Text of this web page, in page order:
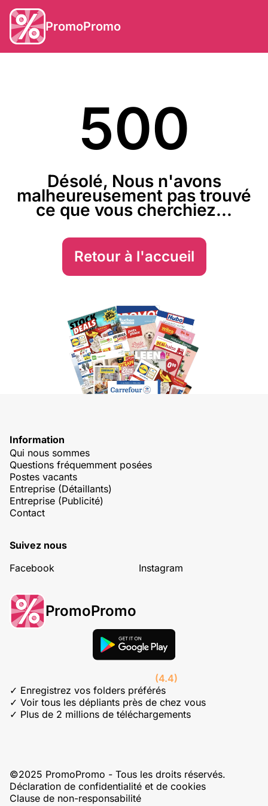
PromoPromo
500
Désolé, Nous n'avons
malheureusement pas trouvé
ce que vous cherchiez...
Retour à l'accueil
Information
Qui nous sommes
Questions fréquemment posées
Postes vacants
Entreprise (Détaillants)
Entreprise (Publicité)
Contact
Suivez nous
Facebook
Instagram
PromoPromo
(4.4)
✓ Enregistrez vos folders préférés
✓ Voir tous les dépliants près de chez vous
✓ Plus de 2 millions de téléchargements
©2025 PromoPromo - Tous les droits réservés.
Déclaration de confidentialité et de cookies
Clause de non-responsabilité